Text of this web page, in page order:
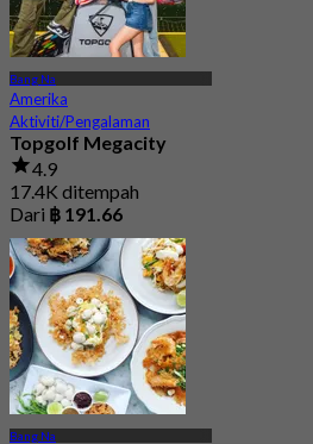
Bang Na
Amerika
Aktiviti/Pengalaman
Topgolf Megacity
4.9
17.4K ditempah
Dari ฿ 191.66
Bang Na